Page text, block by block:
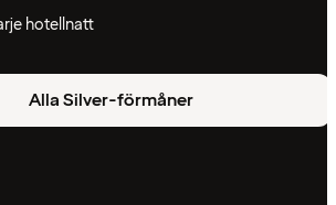
hotellnatt
Alla Silver-förmåner